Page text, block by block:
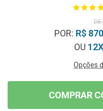
POR: R$
OU 12X
Opções
COMPRAR